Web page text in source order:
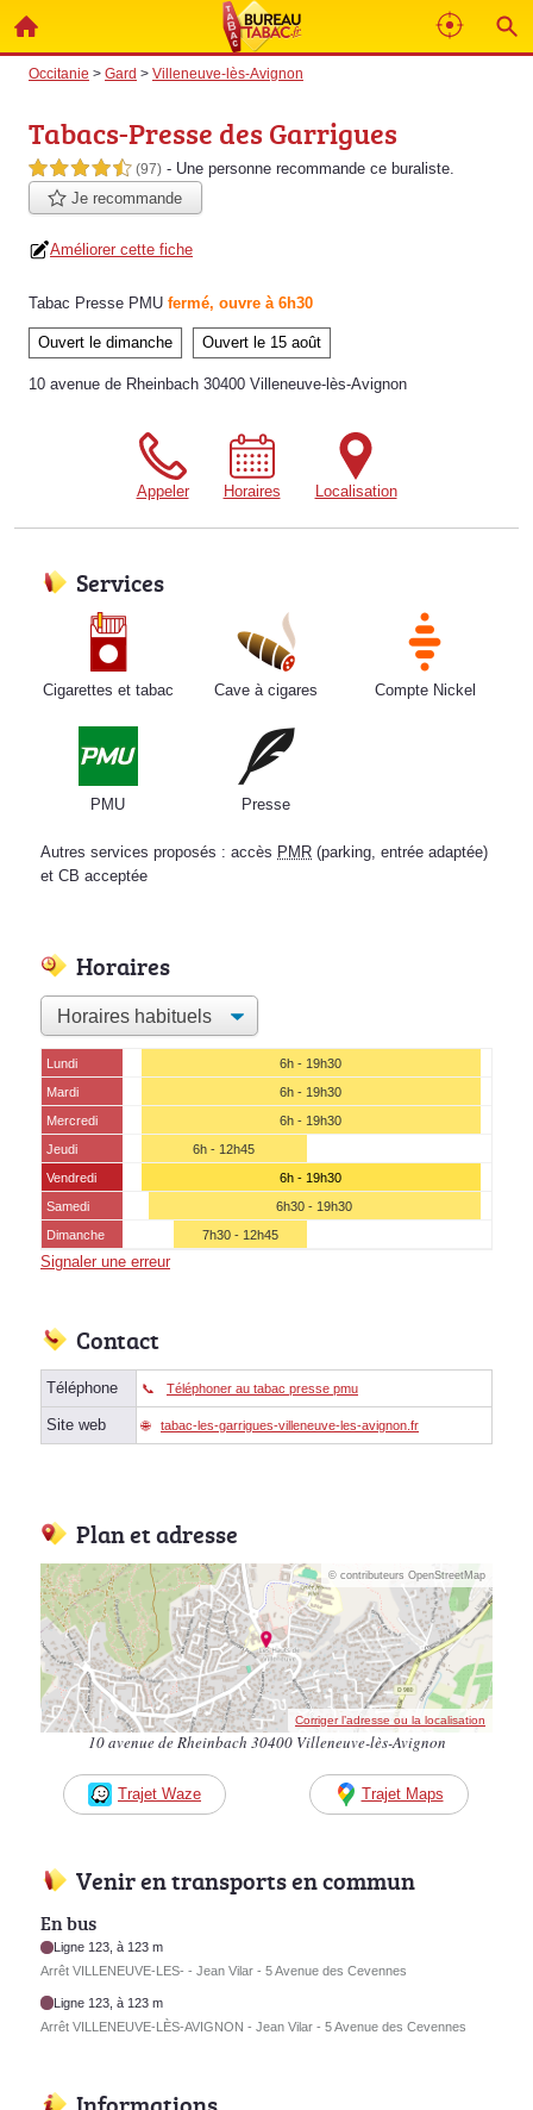
Occitanie > Gard > Villeneuve-lès-Avignon
Tabacs-Presse des Garrigues
4,5 étoiles sur 5 (97) - Une personne recommande ce buraliste.
Je recommande
Améliorer cette fiche
Tabac Presse PMU fermé, ouvre à 6h30
Ouvert le dimanche Ouvert le 15 août
10 avenue de Rheinbach 30400 Villeneuve-lès-Avignon
Appeler Horaires Localisation
Services
Cigarettes et tabac Cave à cigares Compte Nickel
PMU Presse
Autres services proposés : accès PMR (parking, entrée adaptée)
et CB acceptée
Horaires
Lundi
6h - 19h30
Mardi
6h - 19h30
Mercredi
6h - 19h30
Jeudi
6h - 12h45
Vendredi
6h - 19h30
Samedi
6h30 - 19h30
Dimanche
7h30 - 12h45
Signaler une erreur
Contact
Téléphone Téléphoner au tabac presse pmu
Site web tabac-les-garrigues-villeneuve-les-avignon.fr
Plan et adresse
© contributeurs OpenStreetMap
Corriger l’adresse ou la localisation
10 avenue de Rheinbach 30400 Villeneuve-lès-Avignon
Trajet Waze Trajet Maps
Venir en transports en commun
En bus
Ligne 123, à 123 m
Arrêt VILLENEUVE-LES- - Jean Vilar - 5 Avenue des Cevennes
Ligne 123, à 123 m
Arrêt VILLENEUVE-LÈS-AVIGNON - Jean Vilar - 5 Avenue des Cevennes